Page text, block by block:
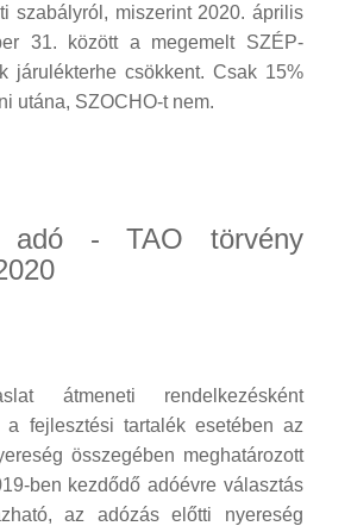
szabályról, miszerint 2020. április
31. között a megemelt SZÉP-
járulékterhe csökkent. Csak 15%
utána, SZOCHO-t nem.
adó - TAO törvény
átmeneti rendelkezésként
a fejlesztési tartalék esetében az
összegében meghatározott
ben kezdődő adóévre választás
az adózás előtti nyereség